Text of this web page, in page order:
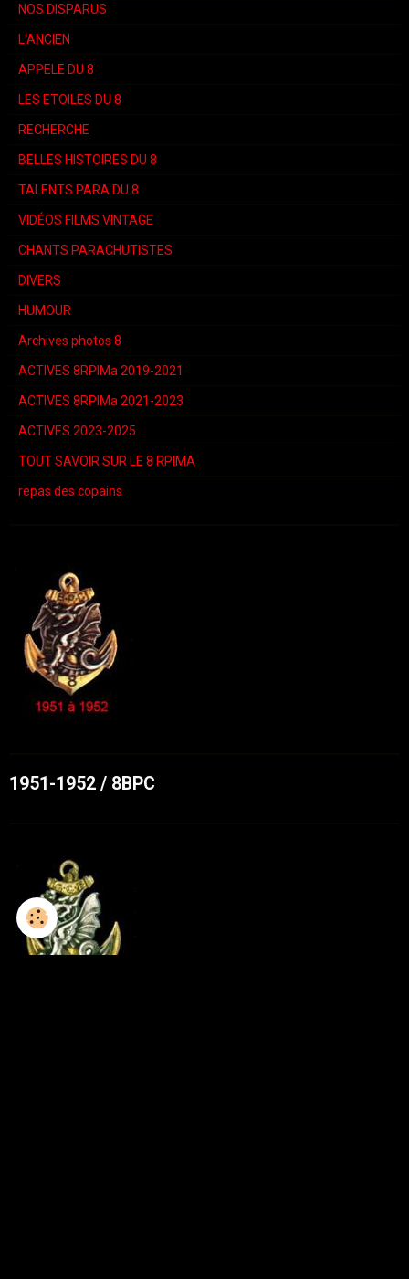
NOS DISPARUS
L'ANCIEN
APPELE DU 8
LES ETOILES DU 8
RECHERCHE
BELLES HISTOIRES DU 8
TALENTS PARA DU 8
VIDÉOS FILMS VINTAGE
CHANTS PARACHUTISTES
DIVERS
HUMOUR
Archives photos 8
ACTIVES 8RPIMa 2019-2021
ACTIVES 8RPIMa 2021-2023
ACTIVES 2023-2025
TOUT SAVOIR SUR LE 8 RPIMA
repas des copains
1951-1952 / 8BPC